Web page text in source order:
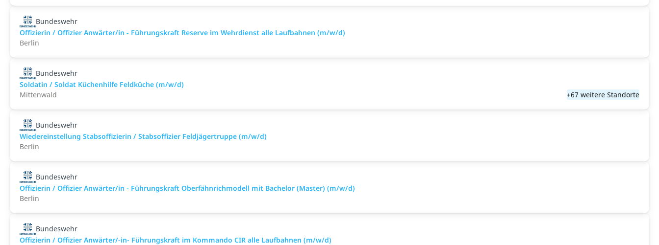
Bundeswehr
Offizierin / Offizier Anwärter/in - Führungskraft Reserve im Wehrdienst alle Laufbahnen (m/w/d)
Berlin
Bundeswehr
Soldatin / Soldat Küchenhilfe Feldküche (m/w/d)
Mittenwald
+67 weitere Standorte
Bundeswehr
Wiedereinstellung Stabsoffizierin / Stabsoffizier Feldjägertruppe (m/w/d)
Berlin
Bundeswehr
Offizierin / Offizier Anwärter/in - Führungskraft Oberfähnrichmodell mit Bachelor (Master) (m/w/d)
Berlin
Bundeswehr
Offizierin / Offizier Anwärter/-in- Führungskraft im Kommando CIR alle Laufbahnen (m/w/d)